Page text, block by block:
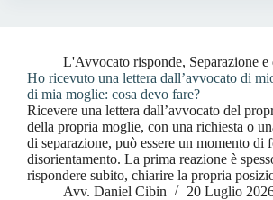
L'Avvocato risponde, Separazione
Ho ricevuto una lettera dall’avvocato di
di mia moglie: cosa devo fare?
Ricevere una lettera dall’avvocato del
della propria moglie, con una richiesta o
di separazione, può essere un momento di
disorientamento. La prima reazione è
rispondere subito, chiarire la propria
Avv. Daniel Cibin
20 Luglio